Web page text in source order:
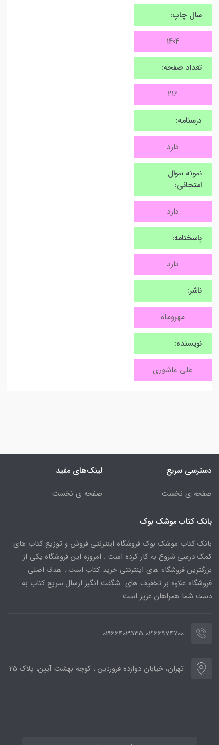
سال چاپ:
1404
تعداد صفحه:
216
درسنامه:
دارد
نمونه سوال
امتحانی:
دارد
پاسخنامه:
دارد
ناشر:
مهروماه
نویسنده:
علی عاشوری
دسترسی سریع
صفحه ی نخست
لینک‌های مفید
صفحه ی نخست
بانک کتاب موشک بوک
بانک کتاب موشک بوک فروشگاه اینترنتی فروش و توزیع کتاب های
کمک درسی شروع به کار کرده است . امروزه این فروشگاه یکی از
بزرگترین فروشگاه های اینترنتی خرید کتاب است . هدف اصلی
فروشگاه علاوه بر تخفیف های شگفت انگیز ارسال سریع کتاب به
دست شما همراهان عزیز است .
02166974700 02166403535
تهران، خیابان دوازده فروردین ، کوچه بهشت آیین، پلاک 25